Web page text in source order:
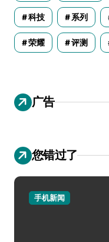
科技 系列
荣耀 评测
广告
您错过了
手机新闻